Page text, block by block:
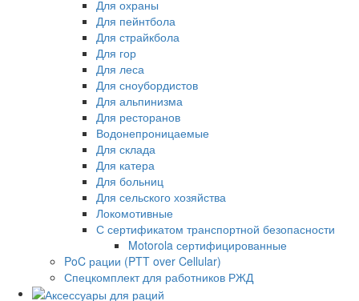
Для охраны
Для пейнтбола
Для страйкбола
Для гор
Для леса
Для сноубордистов
Для альпинизма
Для ресторанов
Водонепроницаемые
Для склада
Для катера
Для больниц
Для сельского хозяйства
Локомотивные
С сертификатом транспортной безопасности
Motorola сертифицированные
PoC рации (PTT over Cellular)
Спецкомплект для работников РЖД